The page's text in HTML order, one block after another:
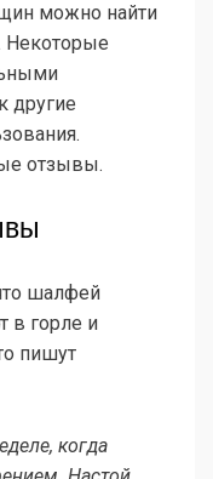
можно найти
другие
отзывы.
шалфей
в горле и
пишут
когда